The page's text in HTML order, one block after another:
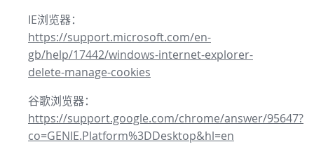
IE浏览器：
https://support.microsoft.com/en-
gb/help/17442/windows-internet-explorer-
delete-manage-cookies
谷歌浏览器：
https://support.google.com/chrome/answer/95647?
co=GENIE.Platform%3DDesktop&hl=en